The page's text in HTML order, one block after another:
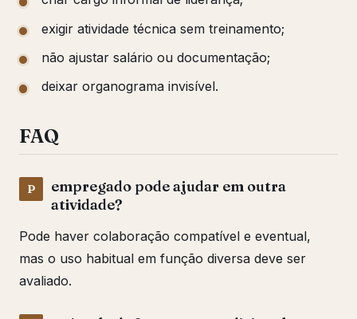
exigir atividade técnica sem treinamento;
não ajustar salário ou documentação;
deixar organograma invisível.
FAQ
empregado pode ajudar em outra
atividade?
Pode haver colaboração compatível e eventual,
mas o uso habitual em função diversa deve ser
avaliado.